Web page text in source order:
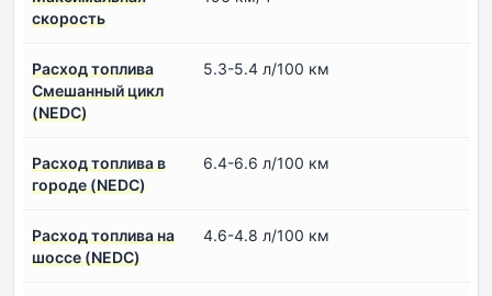
скорость
Расход топлива
Смешанный цикл
(NEDC)
5.3-5.4 л/100 км
Расход топлива в
городе (NEDC)
6.4-6.6 л/100 км
Расход топлива на
шоссе (NEDC)
4.6-4.8 л/100 км